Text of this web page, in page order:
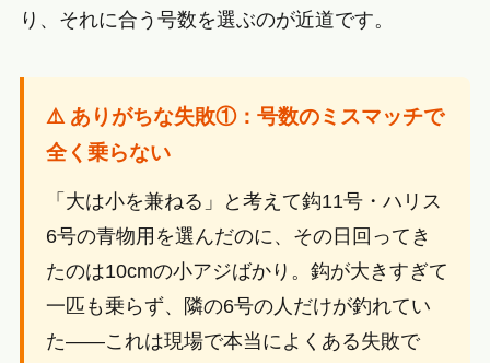
り、それに合う号数を選ぶのが近道です。
⚠️ ありがちな失敗①：号数のミスマッチで
全く乗らない
「大は小を兼ねる」と考えて鈎11号・ハリス
6号の青物用を選んだのに、その日回ってき
たのは10cmの小アジばかり。鈎が大きすぎて
一匹も乗らず、隣の6号の人だけが釣れてい
た——これは現場で本当によくある失敗で